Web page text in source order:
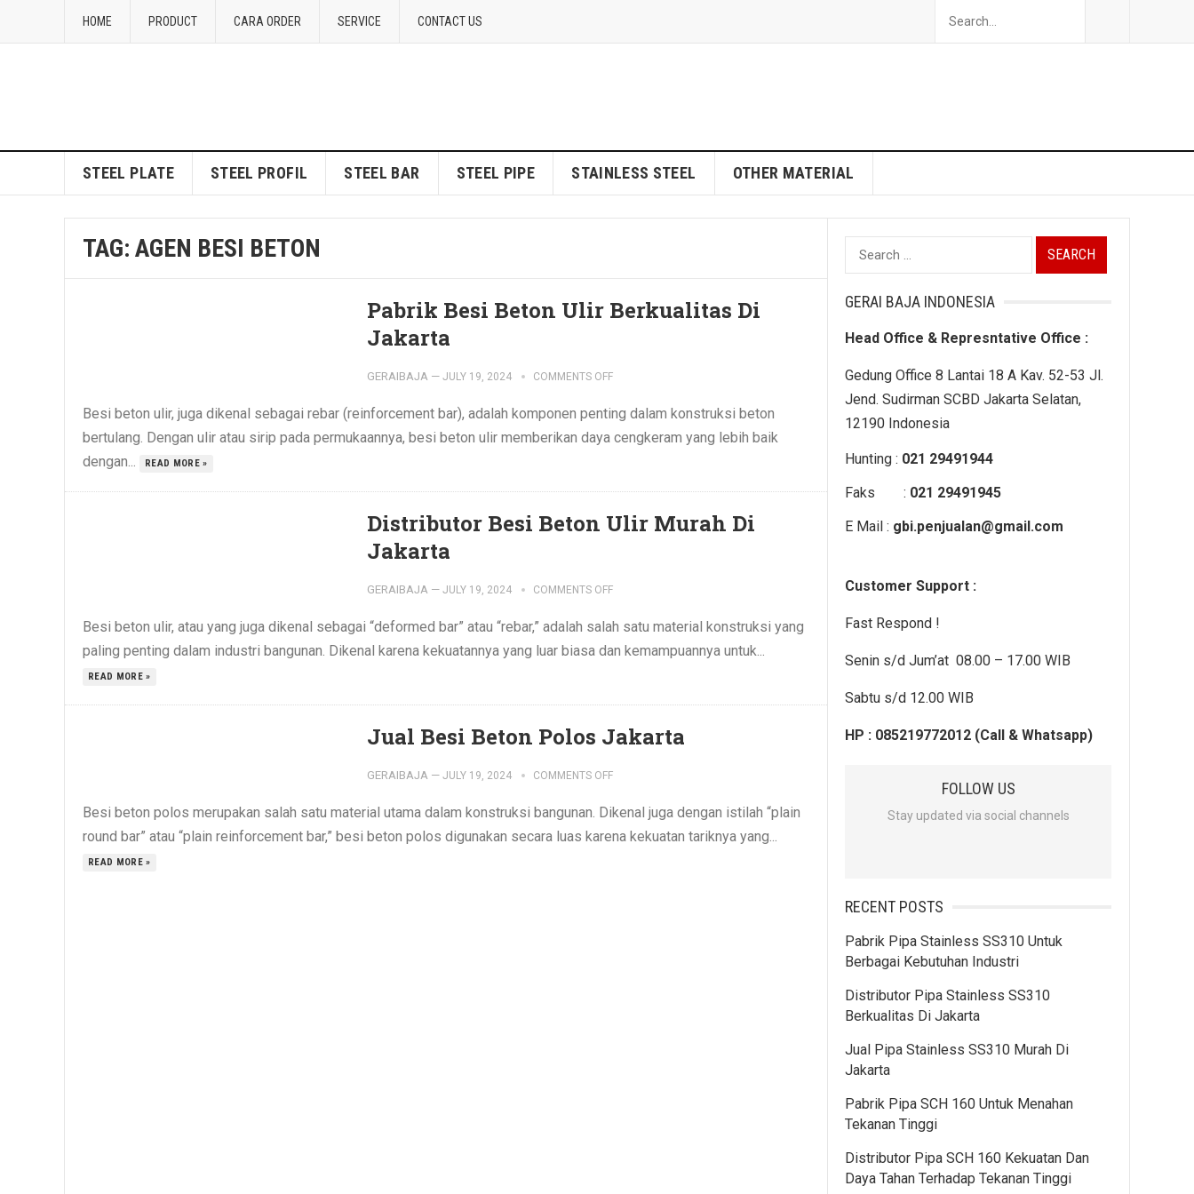
HOME PRODUCT CARA ORDER SERVICE CONTACT US
STEEL PLATE STEEL PROFIL STEEL BAR STEEL PIPE STAINLESS STEEL OTHER MATERIAL
TAG: AGEN BESI BETON
Pabrik Besi Beton Ulir Berkualitas Di
Jakarta
GERAIBAJA — JULY 19, 2024 COMMENTS OFF
Besi beton ulir, juga dikenal sebagai rebar (reinforcement bar), adalah komponen penting dalam konstruksi beton
bertulang. Dengan ulir atau sirip pada permukaannya, besi beton ulir memberikan daya cengkeram yang lebih baik
dengan...
READ MORE »
Distributor Besi Beton Ulir Murah Di
Jakarta
GERAIBAJA — JULY 19, 2024 COMMENTS OFF
Besi beton ulir, atau yang juga dikenal sebagai “deformed bar” atau “rebar,” adalah salah satu material konstruksi yang
paling penting dalam industri bangunan. Dikenal karena kekuatannya yang luar biasa dan kemampuannya untuk...
READ MORE »
Jual Besi Beton Polos Jakarta
GERAIBAJA — JULY 19, 2024 COMMENTS OFF
Besi beton polos merupakan salah satu material utama dalam konstruksi bangunan. Dikenal juga dengan istilah “plain
round bar” atau “plain reinforcement bar,” besi beton polos digunakan secara luas karena kekuatan tariknya yang...
READ MORE »
Search
for:
GERAI BAJA INDONESIA
Head Office & Represntative Office :
Gedung Office 8 Lantai 18 A Kav. 52-53 Jl.
Jend. Sudirman SCBD Jakarta Selatan,
12190 Indonesia
Hunting : 021 29491944
Faks : 021 29491945
E Mail : gbi.penjualan@gmail.com
Customer Support :
Fast Respond !
Senin s/d Jum’at 08.00 – 17.00 WIB
Sabtu s/d 12.00 WIB
HP : 085219772012 (Call & Whatsapp)
FOLLOW US
Stay updated via social channels
RECENT POSTS
Pabrik Pipa Stainless SS310 Untuk
Berbagai Kebutuhan Industri
Distributor Pipa Stainless SS310
Berkualitas Di Jakarta
Jual Pipa Stainless SS310 Murah Di
Jakarta
Pabrik Pipa SCH 160 Untuk Menahan
Tekanan Tinggi
Distributor Pipa SCH 160 Kekuatan Dan
Daya Tahan Terhadap Tekanan Tinggi